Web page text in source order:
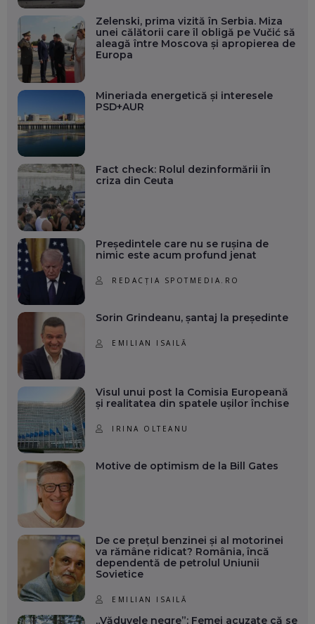
Zelenski, prima vizită în Serbia. Miza
unei călătorii care îl obligă pe Vučić să
aleagă între Moscova și apropierea de
Europa
Mineriada energetică și interesele
PSD+AUR
Fact check: Rolul dezinformării în
criza din Ceuta
Președintele care nu se rușina de
nimic este acum profund jenat
REDACȚIA SPOTMEDIA.RO
Sorin Grindeanu, șantaj la președinte
EMILIAN ISAILĂ
Visul unui post la Comisia Europeană
și realitatea din spatele ușilor închise
IRINA OLTEANU
Motive de optimism de la Bill Gates
De ce prețul benzinei și al motorinei
va rămâne ridicat? România, încă
dependentă de petrolul Uniunii
Sovietice
EMILIAN ISAILĂ
„Văduvele negre”: Femei acuzate că se